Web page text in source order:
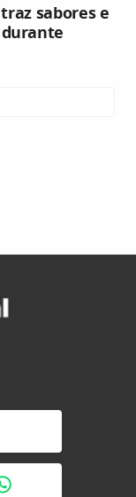
sabores e